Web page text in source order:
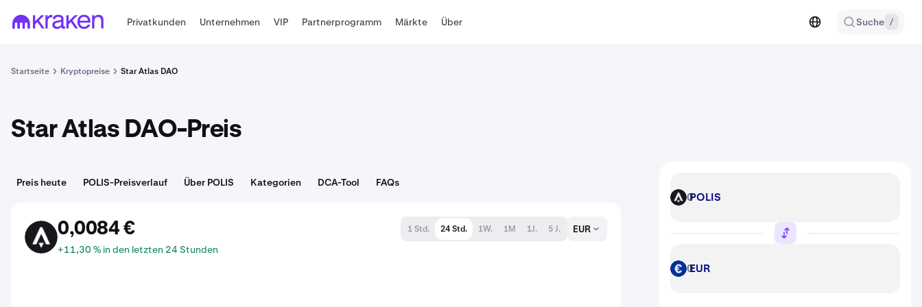
Privatkunden Unternehmen VIP Partnerprogramm Märkte Über Suche /
Startseite Kryptopreise Star Atlas DAO
Star Atlas DAO-Preis
Preis heute POLIS-Preisverlauf Über POLIS Kategorien DCA-Tool FAQs
POLIS 0,0084 €
+11,30 % in den letzten 24 Stunden
1 Std. 24 Std. 1W. 1M 1J. 5 J. EUR
POLIS POLIS
EUR EUR